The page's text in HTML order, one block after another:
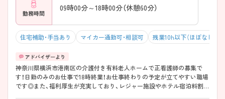
勤務時間
09時00分～18時00分（休憩60分）
住宅補助・手当あり マイカー通勤可・相談可 残業10h以下（ほぼなし）
神奈川県横浜市港南区の介護付き有料老人ホームで正看護師の募集で
す！日勤のみのお仕事で18時終業！お仕事終わりの予定が立てやすい職場
です◎また、福利厚生が充実しており、レジャー施設やホテル宿泊料割引